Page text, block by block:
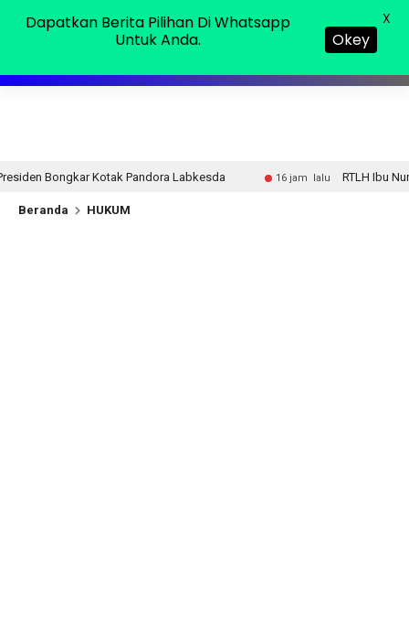
Labkesda 16 jam lalu RTLH Ibu Nur Hayati Jadi Simbol
Beranda HUKUM
Dapatkan Berita Pilihan Di Whatsapp
Untuk Anda.
Okey
X